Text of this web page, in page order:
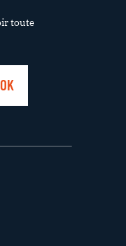
toute